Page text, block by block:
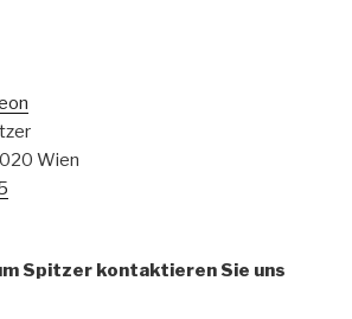
Wien
Spitzer kontaktieren Sie uns